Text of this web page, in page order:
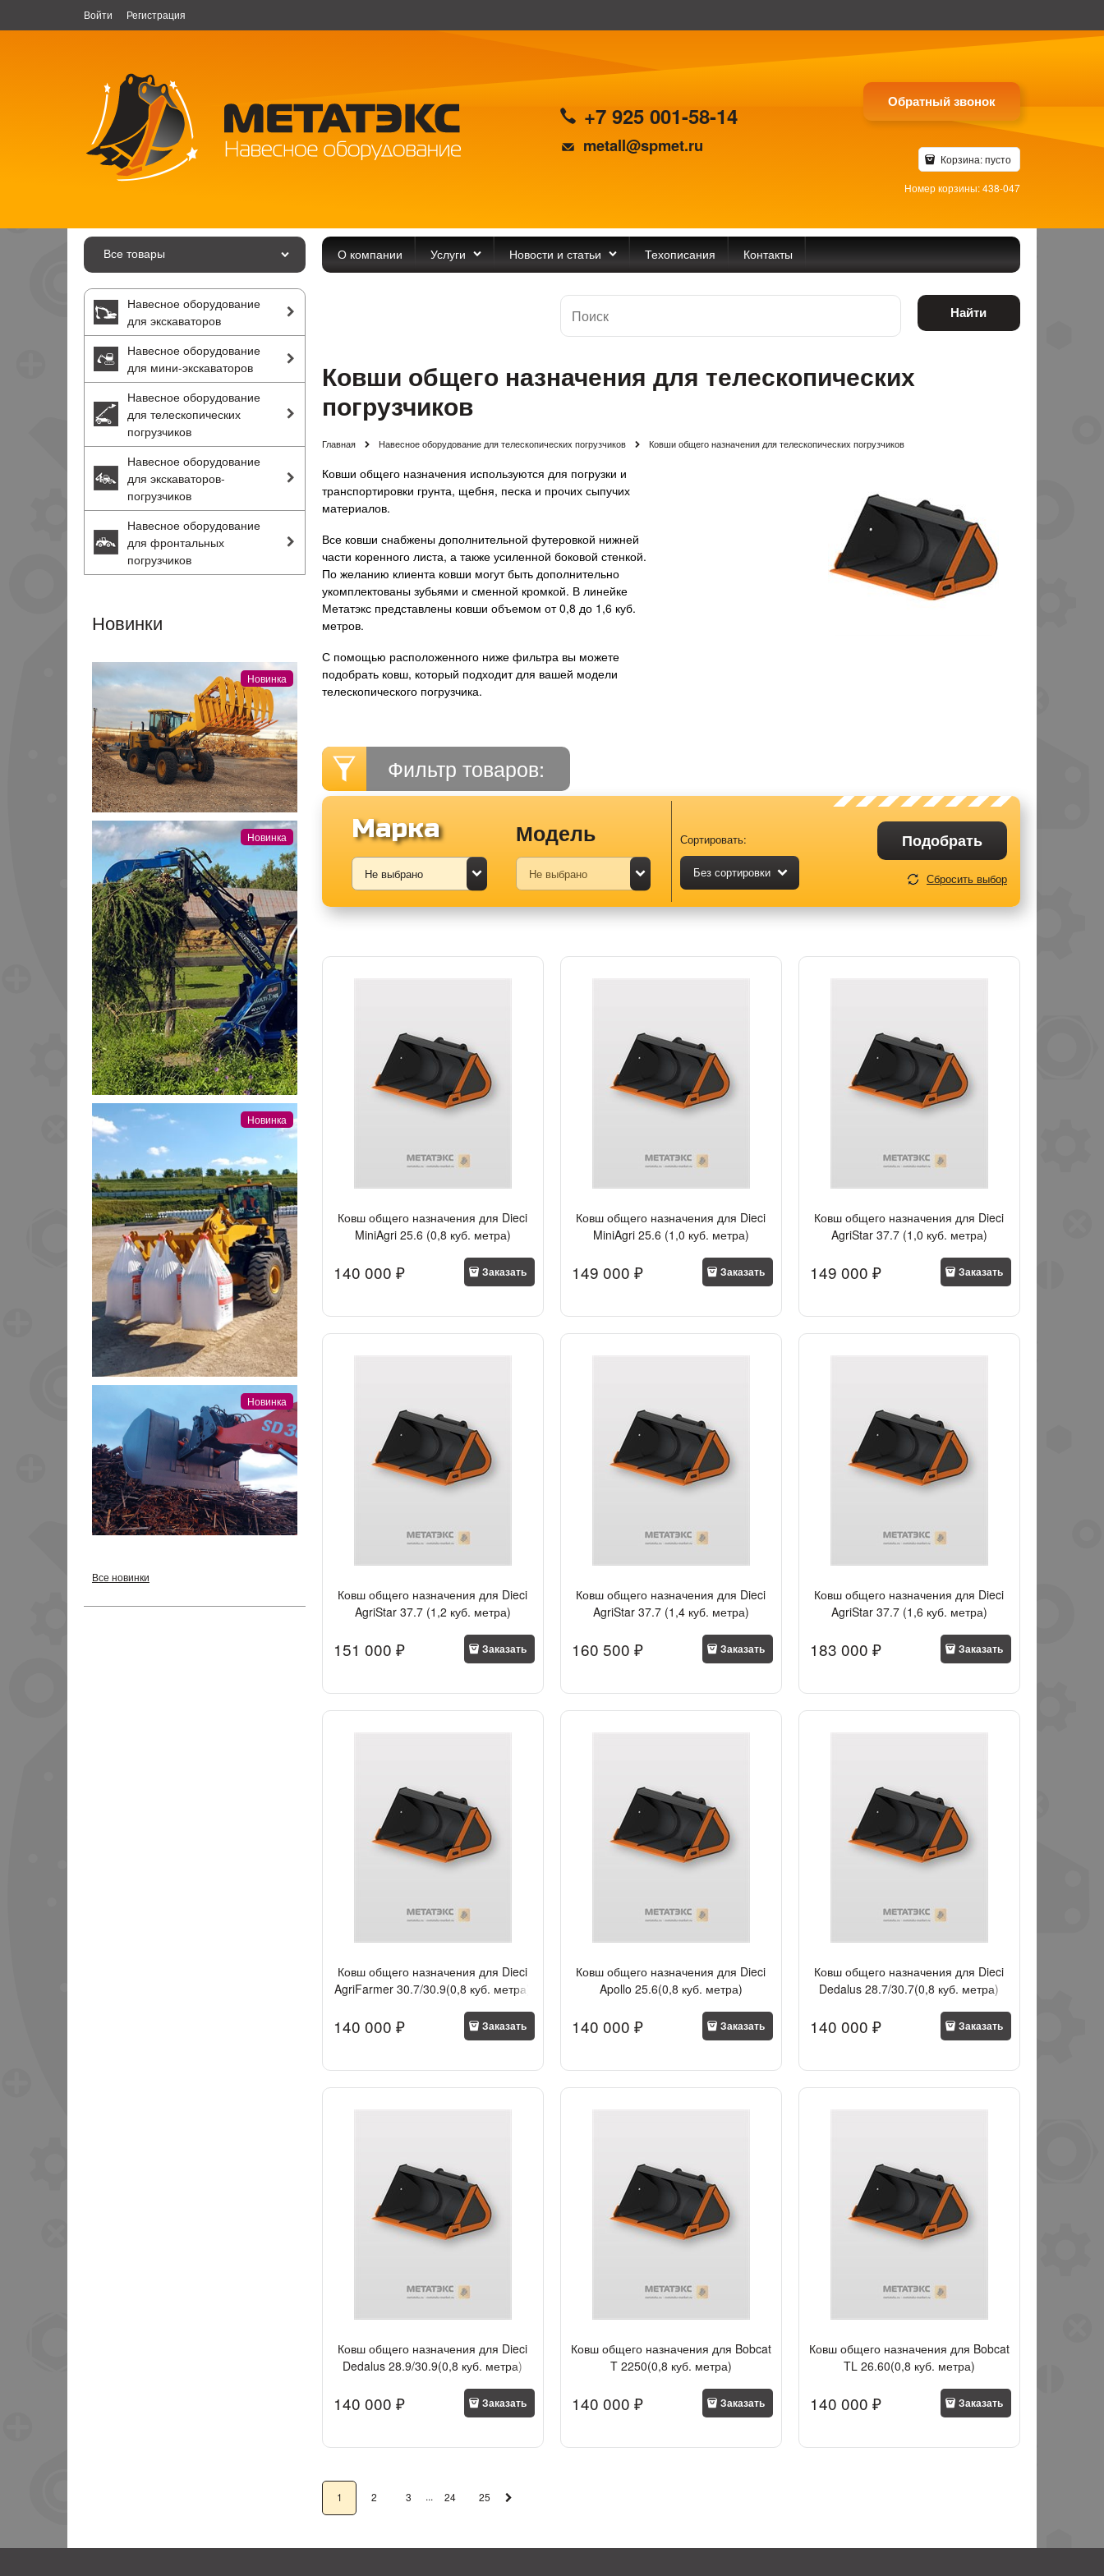
Войти Регистрация
+7 925 001-58-14
metall@spmet.ru
Обратный звонок
Корзина:пусто
Номер корзины: 438-047
Все товары О компании Услуги Новости и статьи Техописания Контакты
Навесное оборудование
для экскаваторов
Навесное оборудование
для мини-экскаваторов
Навесное оборудование
для телескопических
погрузчиков
Навесное оборудование
для экскаваторов-
погрузчиков
Навесное оборудование
для фронтальных
погрузчиков
Новинки
Новинка
Новинка
Новинка
Новинка
Все новинки
Найти
Ковши общего назначения для телескопических
погрузчиков
Главная Навесное оборудование для телескопических погрузчиков Ковши общего назначения для телескопических погрузчиков
Ковши общего назначения используются для погрузки и
транспортировки грунта, щебня, песка и прочих сыпучих
материалов.
Все ковши снабжены дополнительной футеровкой нижней
части коренного листа, а также усиленной боковой стенкой.
По желанию клиента ковши могут быть дополнительно
укомплектованы зубьями и сменной кромкой. В линейке
Метатэкс представлены ковши объемом от 0,8 до 1,6 куб.
метров.
С помощью расположенного ниже фильтра вы можете
подобрать ковш, который подходит для вашей модели
телескопического погрузчика.
Фильтр товаров:
Марка Модель Сортировать:
Без сортировки
Подобрать
Сбросить выбор
Ковш общего назначения для Dieci
MiniAgri 25.6 (0,8 куб. метра)
140 000 ₽ Заказать
Ковш общего назначения для Dieci
MiniAgri 25.6 (1,0 куб. метра)
149 000 ₽ Заказать
Ковш общего назначения для Dieci
AgriStar 37.7 (1,0 куб. метра)
149 000 ₽ Заказать
Ковш общего назначения для Dieci
AgriStar 37.7 (1,2 куб. метра)
151 000 ₽ Заказать
Ковш общего назначения для Dieci
AgriStar 37.7 (1,4 куб. метра)
160 500 ₽ Заказать
Ковш общего назначения для Dieci
AgriStar 37.7 (1,6 куб. метра)
183 000 ₽ Заказать
Ковш общего назначения для Dieci
AgriFarmer 30.7/30.9(0,8 куб. метра)
140 000 ₽ Заказать
Ковш общего назначения для Dieci
Apollo 25.6(0,8 куб. метра)
140 000 ₽ Заказать
Ковш общего назначения для Dieci
Dedalus 28.7/30.7(0,8 куб. метра)
140 000 ₽ Заказать
Ковш общего назначения для Dieci
Dedalus 28.9/30.9(0,8 куб. метра)
140 000 ₽ Заказать
Ковш общего назначения для Bobcat
T 2250(0,8 куб. метра)
140 000 ₽ Заказать
Ковш общего назначения для Bobcat
TL 26.60(0,8 куб. метра)
140 000 ₽ Заказать
1 2 3 ... 24 25